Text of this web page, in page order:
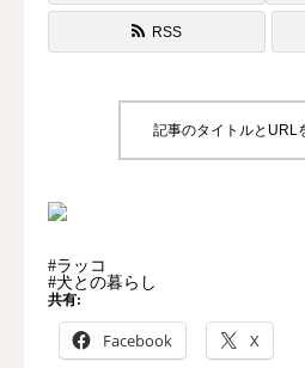
RSS
記事のタイトルとURL
#ラッコ
#犬との暮らし
共有:
Facebook X
診察予約